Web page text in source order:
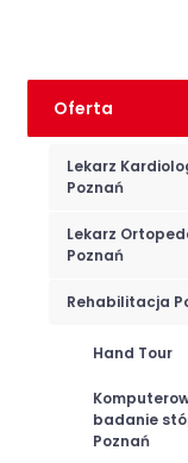
Oferta
Lekarz
Poznań
Lekarz
Poznań
Rehabilitacja
Hand Tour
badanie
Poznań